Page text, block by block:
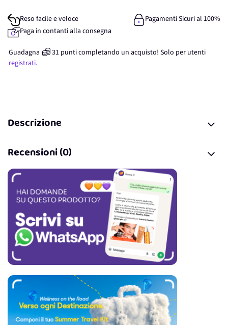
Reso facile e veloce
Pagamenti Sicuri al 100%
Paga in contanti alla consegna
Guadagna 31 punticompletando un acquisto! Solo per utenti
registrati.
Descrizione
Recensioni (0)